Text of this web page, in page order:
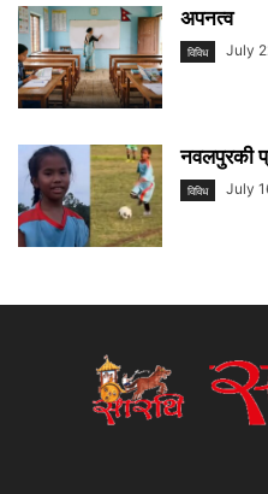
अपनत्व
विविध July
नवलपुरकी
विविध July